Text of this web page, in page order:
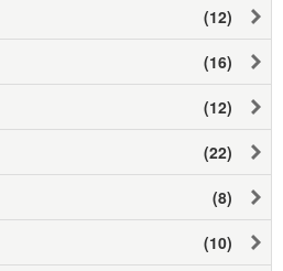
(12)
(16)
(12)
(22)
(8)
(10)